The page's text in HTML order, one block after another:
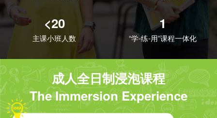
<20
主课小班人数
1
“学-练-用”课程一体化
成人全日制浸泡课程
The Immersion Experience